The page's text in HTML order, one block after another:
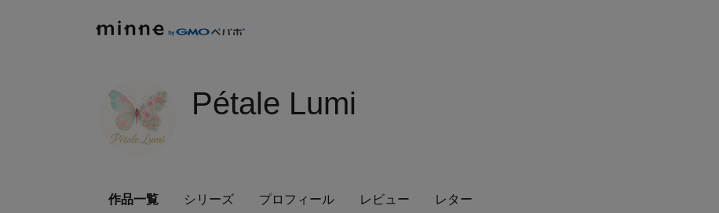
Pétale Lumi
作品一覧 シリーズ プロフィール レビュー レター